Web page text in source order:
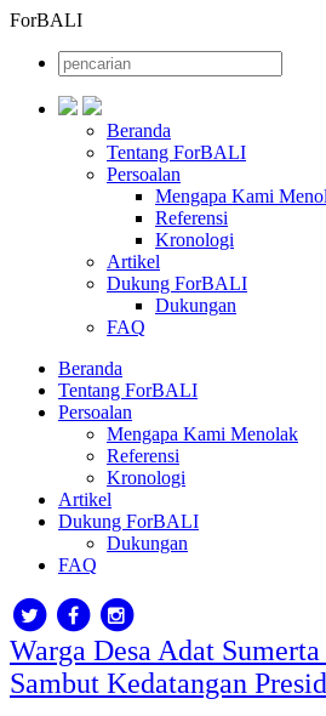
ForBALI
Beranda
Tentang ForBALI
Persoalan
Mengapa Kami
Referensi
Kronologi
Artikel
Dukung ForBALI
Dukungan
FAQ
Beranda
Tentang ForBALI
Persoalan
Mengapa Kami Menolak
Referensi
Kronologi
Artikel
Dukung ForBALI
Dukungan
FAQ
Warga Desa Adat
Sambut Kedatangan